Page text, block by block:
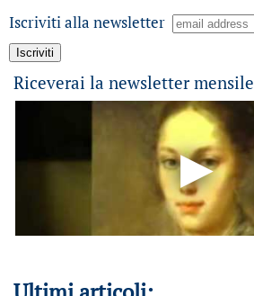
Iscriviti alla newsletter
Riceverai la newsletter mensile